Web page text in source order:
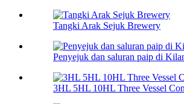
Tangki Arak Sejuk Brewery
Penyejuk dan saluran paip di
3HL 5HL 10HL Three Vessel